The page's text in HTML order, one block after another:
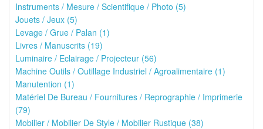
Instruments / Mesure / Scientifique / Photo (5)
Jouets / Jeux (5)
Levage / Grue / Palan (1)
Livres / Manuscrits (19)
Luminaire / Eclairage / Projecteur (56)
Machine Outils / Outillage Industriel / Agroalimentaire (1)
Manutention (1)
Matériel De Bureau / Fournitures / Reprographie / Imprimerie
(79)
Mobilier / Mobilier De Style / Mobilier Rustique (38)